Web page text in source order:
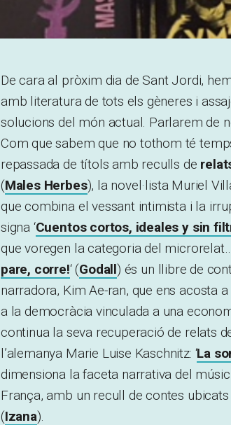
De cara al pròxim dia de Sant Jordi,
amb literatura de tots els gèneres i
solucions del món actual. Parlarem de
Com que sabem que no tothom té
repassada de títols amb reculls de
(Males Herbes), la novel·lista Muriel
que combina el vessant intimista i la
signa ‘Cuentos cortos, ideales y sin
que voregen la categoria del
pare, corre!‘ (Godall) és un llibre de
narradora, Kim Ae-ran, que ens acosta
a la democràcia vinculada a una
continua la seva recuperació de relats
l’alemanya Marie Luise Kaschnitz: ‘La
dimensiona la faceta narrativa del
França, amb un recull de contes ubicats
(Izana).